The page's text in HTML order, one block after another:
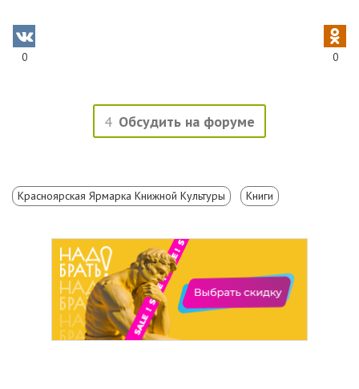
0 0
4 Обсудить на форуме
Красноярская Ярмарка Книжной Культуры Книги